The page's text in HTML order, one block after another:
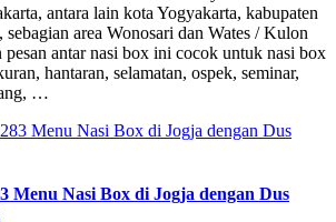
antara lain kota Yogyakarta, kabupaten
sebagian area Wonosari dan Wates / Kulon
pesan antar nasi box ini cocok untuk nasi box
hantaran, selamatan, ospek, seminar,
…
Menu Nasi Box di Jogja dengan Dus